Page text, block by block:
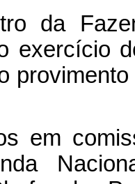
da
exercício
em